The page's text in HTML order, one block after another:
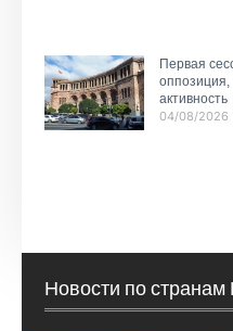
Первая
оппозиция,
активность
04/08/2026
Новости по странам